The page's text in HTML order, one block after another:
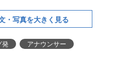
・写真を大きく見る
発 アナウンサー